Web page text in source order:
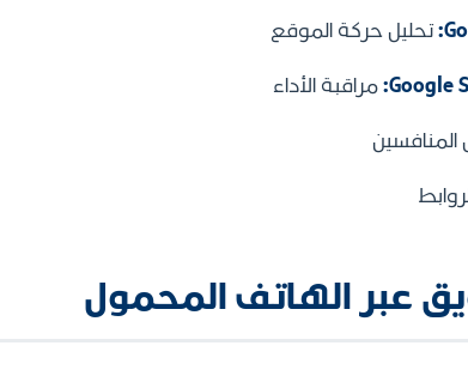
تحليل حركة الموقع
Google مراقبة الأداء
المنافسين
عبر الهاتف المحمول